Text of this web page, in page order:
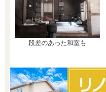
段差のあった和室も